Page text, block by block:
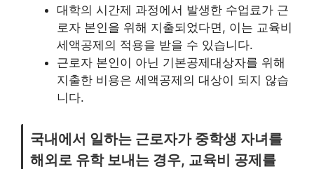
대학의 시간제 과정에서 발생한 수업료가 근
로자 본인을 위해 지출되었다면, 이는 교육비
세액공제의 적용을 받을 수 있습니다.
근로자 본인이 아닌 기본공제대상자를 위해
지출한 비용은 세액공제의 대상이 되지 않습
니다.
국내에서 일하는 근로자가 중학생 자녀를
해외로 유학 보내는 경우, 교육비 공제를